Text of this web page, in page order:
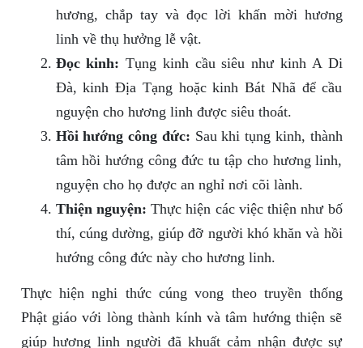
hương, chắp tay và đọc lời khấn mời hương
linh về thụ hưởng lễ vật.
Đọc kinh: Tụng kinh cầu siêu như kinh A Di
Đà, kinh Địa Tạng hoặc kinh Bát Nhã để cầu
nguyện cho hương linh được siêu thoát.
Hồi hướng công đức: Sau khi tụng kinh, thành
tâm hồi hướng công đức tu tập cho hương linh,
nguyện cho họ được an nghỉ nơi cõi lành.
Thiện nguyện: Thực hiện các việc thiện như bố
thí, cúng dường, giúp đỡ người khó khăn và hồi
hướng công đức này cho hương linh.
Thực hiện nghi thức cúng vong theo truyền thống
Phật giáo với lòng thành kính và tâm hướng thiện sẽ
giúp hương linh người đã khuất cảm nhận được sự